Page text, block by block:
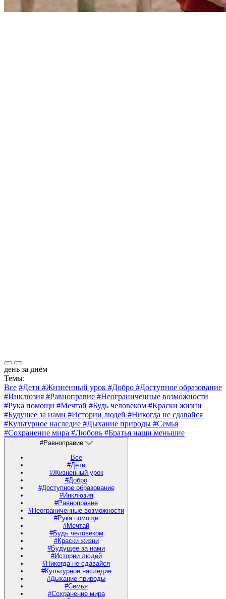
день за днём
Темы:
Все #Дети #Жизненный урок #Добро #Доступное образование
#Инклюзия #Равноправие #Неограниченные возможности
#Рука помощи #Мечтай #Будь человеком #Краски жизни
#Будущее за нами #Истории людей #Никогда не сдавайся
#Культурное наследие #Дыхание природы #Семья
#Сохранение мира #Любовь #Братья наши меньшие
#Равноправие
Все
#Дети
#Жизненный урок
#Добро
#Доступное образование
#Инклюзия
#Равноправие
#Неограниченные возможности
#Рука помощи
#Мечтай
#Будь человеком
#Краски жизни
#Будущее за нами
#Истории людей
#Никогда не сдавайся
#Культурное наследие
#Дыхание природы
#Семья
#Сохранение мира